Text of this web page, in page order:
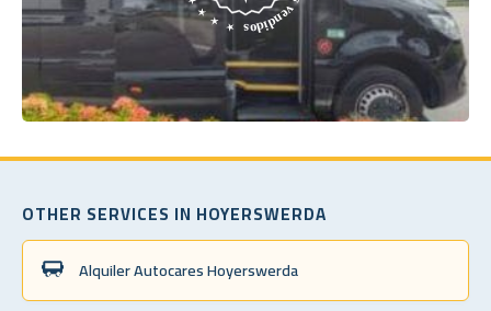
OTHER SERVICES IN HOYERSWERDA
Alquiler Autocares Hoyerswerda